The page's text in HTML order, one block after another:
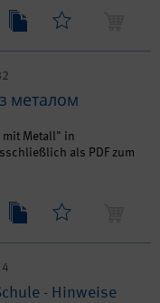
металом
mit Metall" in
als PDF zum
- Hinweise